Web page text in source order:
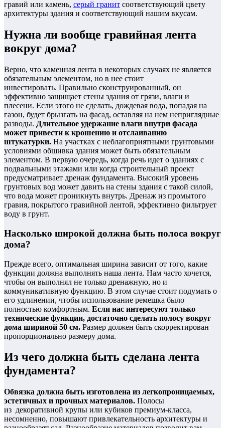
гравий или камень, серый гранит соответствующий цвету
архитектуры здания и соответствующий нашим вкусам.
Нужна ли вообще гравийная лента
вокруг дома?
Верно, что каменная лента в некоторых случаях не является
обязательным элементом, но в нее стоит
инвестировать. Правильно сконструированный, он
эффективно защищает стены здания от грязи, влаги и
плесени. Если этого не сделать, дождевая вода, попадая на
газон, будет брызгать на фасад, оставляя на нем неприглядные
разводы. Длительное удержание влаги внутри фасада
может привести к крошению и отслаиванию
штукатурки. На участках с неблагоприятными грунтовыми
условиями обшивка здания может быть обязательным
элементом. В первую очередь, когда речь идет о зданиях с
подвальными этажами или когда строительный проект
предусматривает дренаж фундамента. Высокий уровень
грунтовых вод может давить на стены здания с такой силой,
что вода может проникнуть внутрь. Дренаж из промытого
гравия, покрытого гравийной лентой, эффективно фильтрует
воду в грунт.
Насколько широкой должна быть полоса вокруг
дома?
Прежде всего, оптимальная ширина зависит от того, какие
функции должна выполнять наша лента. Нам часто хочется,
чтобы он выполнял не только дренажную, но и
коммуникативную функцию. В этом случае стоит подумать о
его удлинении, чтобы использование ремешка было
полностью комфортным. Если нас интересуют только
технические функции, достаточно сделать полосу вокруг
дома шириной 50 см. Размер должен быть скорректирован
пропорционально размеру дома.
Из чего должна быть сделана лента
фундамента?
Обвязка должна быть изготовлена ​​из легкопроницаемых,
эстетичных и прочных материалов. Полосы
из декоративной крупы или кубиков премиум-класса,
несомненно, повышают привлекательность архитектуры и